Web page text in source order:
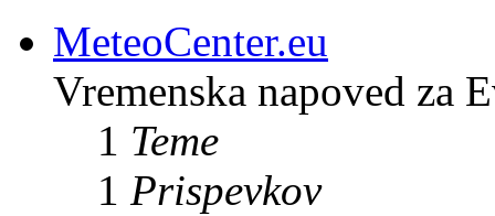
MeteoCenter.eu
Vremenska napoved za
1 Teme
1 Prispevkov